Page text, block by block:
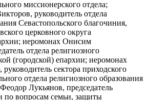
миссионерского отдела;
руководитель отдела
Севастопольского благочиния,
церковного округа
иеромонах Онисим
отдела религиозного
(городской) епархии; иеромонах
сектора приходского
отдела религиозного образования
Лукьянов, председатель
по вопросам семьи, защиты